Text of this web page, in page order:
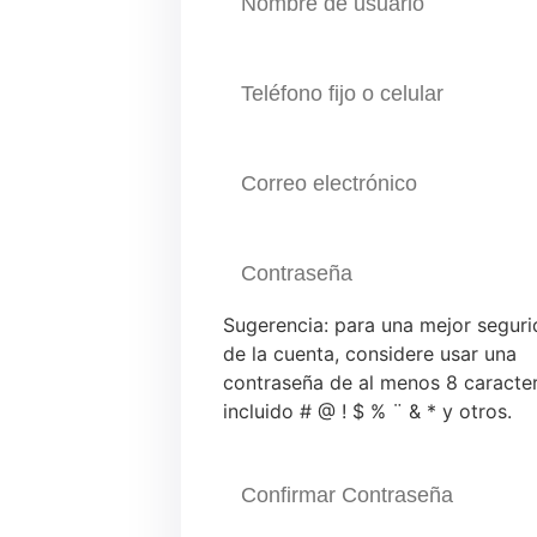
Sugerencia: para una mejor
de la cuenta, considere usar una
contraseña de al menos 8
incluido # @ ! $ % ¨ & * y otros.